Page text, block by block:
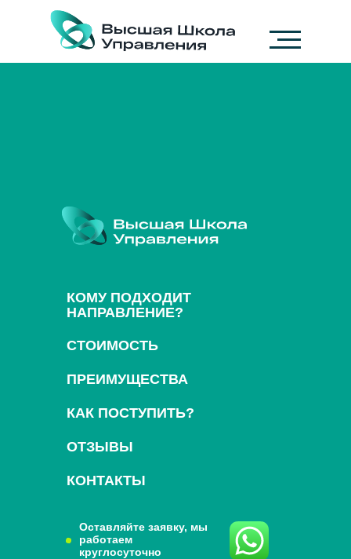
КОМУ ПОДХОДИТ
НАПРАВЛЕНИЕ?
СТОИМОСТЬ
ПРЕИМУЩЕСТВА
КАК ПОСТУПИТЬ?
ОТЗЫВЫ
КОНТАКТЫ
Оставляйте заявку, мы
работаем
круглосуточно